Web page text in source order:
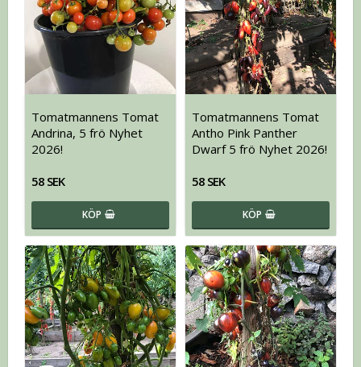
Tomatmannens Tomat
Andrina, 5 frö Nyhet
2026!
58 SEK
KÖP
Tomatmannens Tomat
Antho Pink Panther
Dwarf 5 frö Nyhet 2026!
58 SEK
KÖP